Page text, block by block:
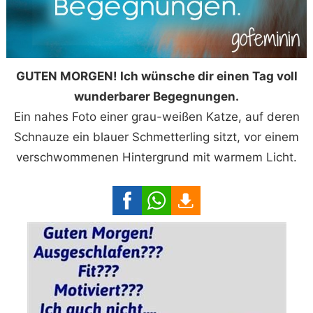
GUTEN MORGEN! Ich wünsche dir einen Tag voll
wunderbarer Begegnungen.
Ein nahes Foto einer grau-weißen Katze, auf deren
Schnauze ein blauer Schmetterling sitzt, vor einem
verschwommenen Hintergrund mit warmem Licht.